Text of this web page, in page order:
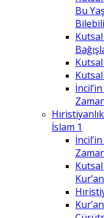
Bu
İslam 1